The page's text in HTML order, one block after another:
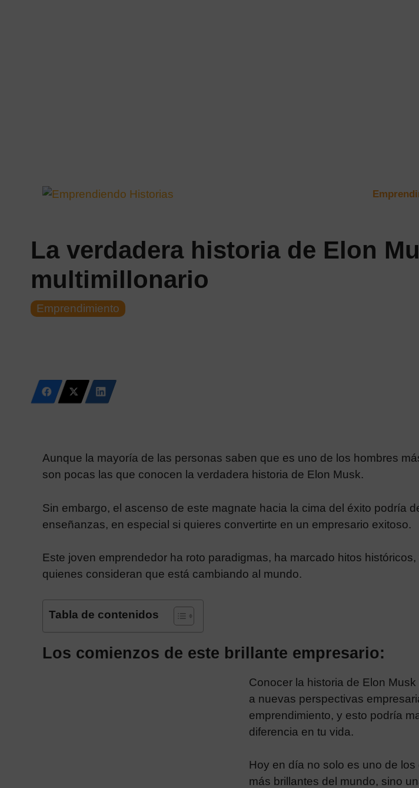
La verdadera historia de Elon
multimillonario
Emprendimiento
Aunque la mayoría de las personas saben que es uno de los hombres
son pocas las que conocen la verdadera historia de Elon Musk.
Sin embargo, el ascenso de este magnate hacia la cima del éxito podría
enseñanzas, en especial si quieres convertirte en un empresario exitoso.
Este joven emprendedor ha roto paradigmas, ha marcado hitos
quienes consideran que está cambiando al mundo.
Tabla de contenidos
Los comienzos de este brillante empresario:
Conocer la historia de Elon
a nuevas perspectivas
emprendimiento, y esto podría
diferencia en tu vida.
Hoy en día no solo es uno de
más brillantes del mundo, sino